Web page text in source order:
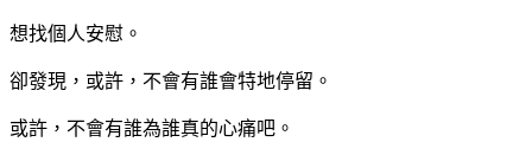
想找個人安慰。
卻發現，或許，不會有誰會特地停留。
或許，不會有誰為誰真的心痛吧。